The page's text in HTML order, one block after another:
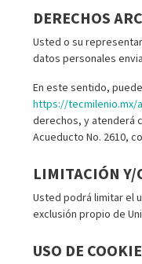
DERECHOS
Usted o su
datos personales
En este sentido,
https://tecmilenio.mx/
derechos, y atenderá
Acueducto No. 2610,
LIMITACIÓN Y/
Usted podrá limitar el
exclusión propio de
USO DE